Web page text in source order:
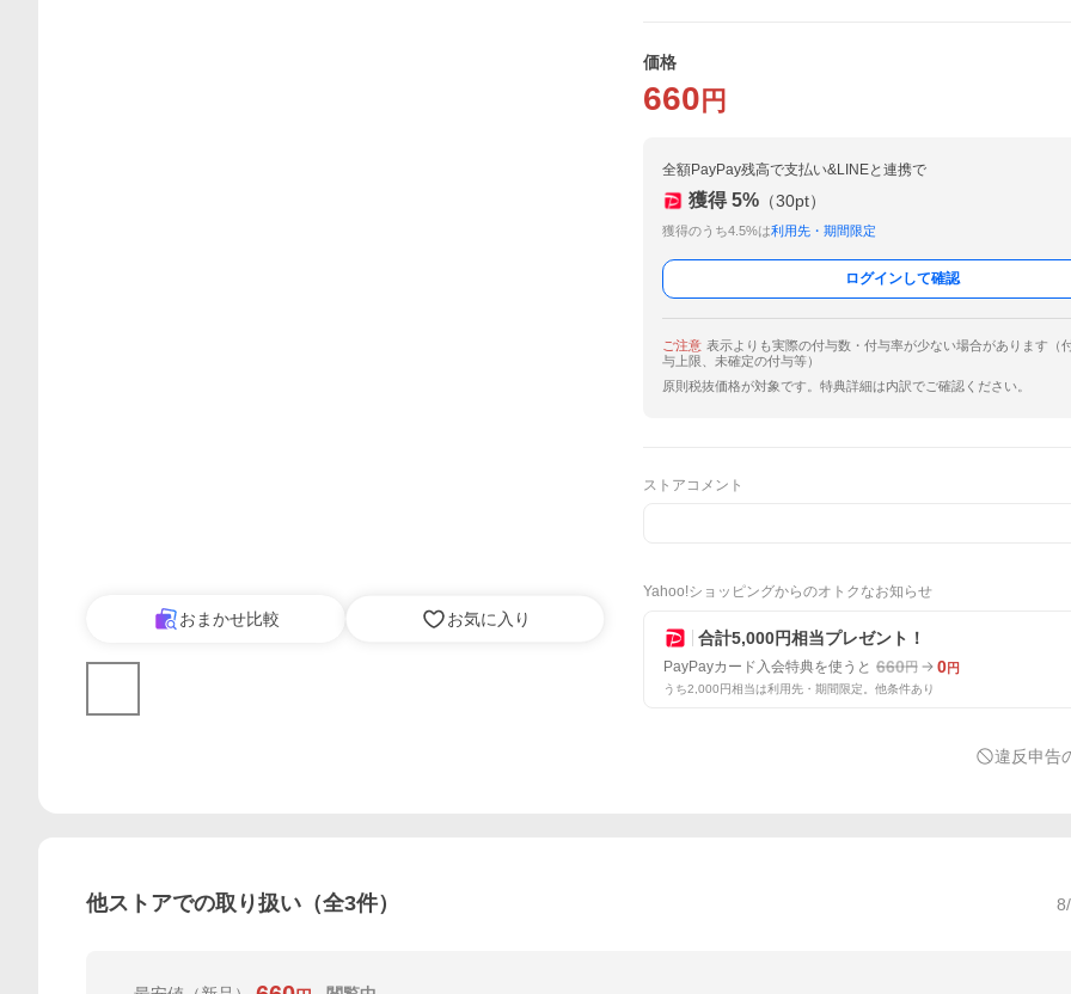
おまかせ比較 お気に入り
価格
660 円
全額PayPay残高で支払い&LINEと連携で
獲得 5% （30pt）
獲得のうち4.5%は利用先・期間限定
ログインして確認
ご注意 表示よりも実際の付与数・付与率が少ない場合があります（
与上限、未確定の付与等）
原則税抜価格が対象です。特典詳細は内訳でご確認ください。
ストアコメント
Yahoo!ショッピングからのオトクなお知らせ
合計5,000円相当プレゼント！
PayPayカード入会特典を使うと 660円 0円
うち2,000円相当は利用先・期間限定。他条件あり
違反申告
他ストアでの取り扱い（全3件）